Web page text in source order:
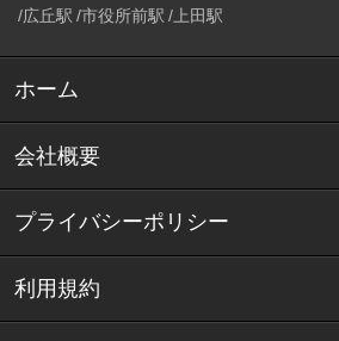
広丘駅 市役所前駅 上田駅
ホーム
会社概要
プライバシーポリシー
利用規約